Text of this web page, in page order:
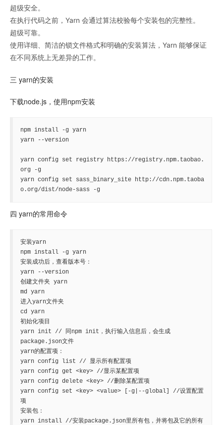
超级安全。
在执行代码之前，Yarn 会通过算法校验每个安装包的完整性。
超级可靠。
使用详细、简洁的锁文件格式和明确的安装算法，Yarn 能够保证
在不同系统上无差异的工作。
三 yarn的安装
下载node.js，使用npm安装
npm install -g yarn
yarn --version
yarn config set registry https://registry.npm.taobao.
org -g
yarn config set sass_binary_site http://cdn.npm.taoba
o.org/dist/node-sass -g
四 yarn的常用命令
安装yarn
npm install -g yarn
安装成功后，查看版本号：
yarn --version
创建文件夹 yarn
md yarn
进入yarn文件夹
cd yarn
初始化项目
yarn init // 同npm init，执行输入信息后，会生成
package.json文件
yarn的配置项：
yarn config list // 显示所有配置项
yarn config get <key> //显示某配置项
yarn config delete <key> //删除某配置项
yarn config set <key> <value> [-g|--global] //设置配置
项
安装包：
yarn install //安装package.json里所有包，并将包及它的所有